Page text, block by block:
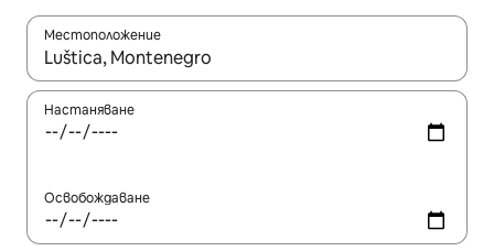
Местоположение
Когато резултатите се покажат, използвайте
Настаняване
Освобождаване